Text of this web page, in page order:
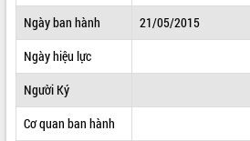
SỞ, BAN, NGÀNH
THÔNG TIN CHỈ ĐẠO ĐIỀU HÀNH
HỆ THỐNG VĂN BẢN
Ngày ban hành
21/05/2015
Ngày hiệu lực
Người Ký
Cơ quan ban hành